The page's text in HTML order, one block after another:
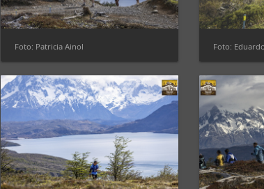
Foto: Patricia Ainol Foto: